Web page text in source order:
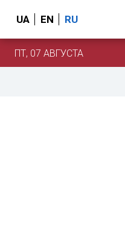
UA EN RU
ПТ, 07 АВГУСТА